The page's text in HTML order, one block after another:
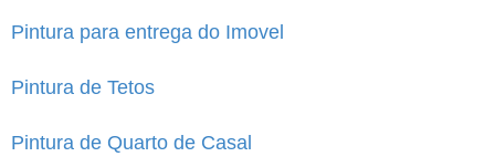
Pintura para entrega do Imovel
Pintura de Tetos
Pintura de Quarto de Casal